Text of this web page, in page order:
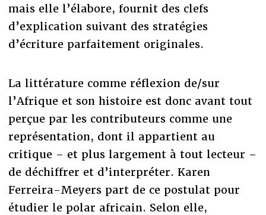
mais elle l’élabore, fournit des clefs
d’explication suivant des stratégies
d’écriture parfaitement originales.
La littérature comme réflexion de/sur
l’Afrique et son histoire est donc avant tout
perçue par les contributeurs comme une
représentation, dont il appartient au
critique – et plus largement à tout lecteur –
de déchiffrer et d’interpréter. Karen
Ferreira-Meyers part de ce postulat pour
étudier le polar africain. Selon elle,